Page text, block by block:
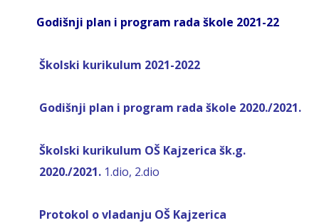
Godišnji plan i program rada škole 2021-22
Školski kurikulum 2021-2022
Godišnji plan i program rada škole 2020./2021.
Školski kurikulum OŠ Kajzerica šk.g.
2020./2021. 1.dio, 2.dio
Protokol o vladanju OŠ Kajzerica